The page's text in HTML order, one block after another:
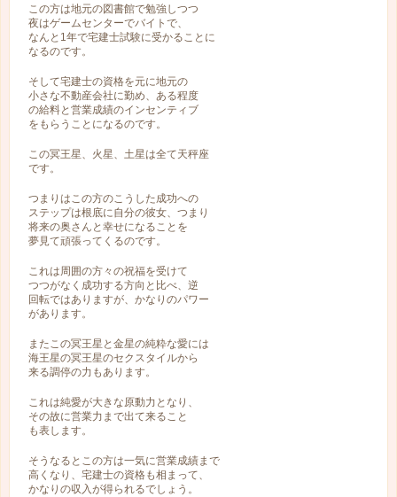
この方は地元の図書館で勉強しつつ
夜はゲームセンターでバイトで、
なんと1年で宅建士試験に受かることに
なるのです。
そして宅建士の資格を元に地元の
小さな不動産会社に勤め、ある程度
の給料と営業成績のインセンティブ
をもらうことになるのです。
この冥王星、火星、土星は全て天秤座
です。
つまりはこの方のこうした成功への
ステップは根底に自分の彼女、つまり
将来の奥さんと幸せになることを
夢見て頑張ってくるのです。
これは周囲の方々の祝福を受けて
つつがなく成功する方向と比べ、逆
回転ではありますが、かなりのパワー
があります。
またこの冥王星と金星の純粋な愛には
海王星の冥王星のセクスタイルから
来る調停の力もあります。
これは純愛が大きな原動力となり、
その故に営業力まで出て来ること
も表します。
そうなるとこの方は一気に営業成績まで
高くなり、宅建士の資格も相まって、
かなりの収入が得られるでしょう。